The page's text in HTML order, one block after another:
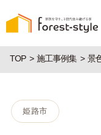
TOP 施工事例集 景
姫路市